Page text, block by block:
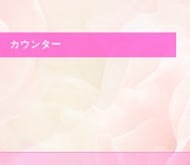
カウンター